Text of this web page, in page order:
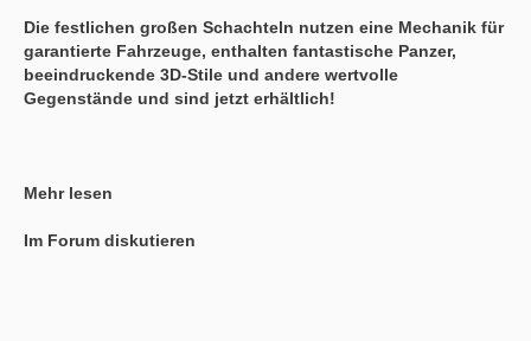
Die festlichen großen Schachteln nutzen eine Mechanik für
garantierte Fahrzeuge, enthalten fantastische Panzer,
beeindruckende 3D-Stile und andere wertvolle
Gegenstände und sind jetzt erhältlich!
Mehr lesen
Im Forum diskutieren